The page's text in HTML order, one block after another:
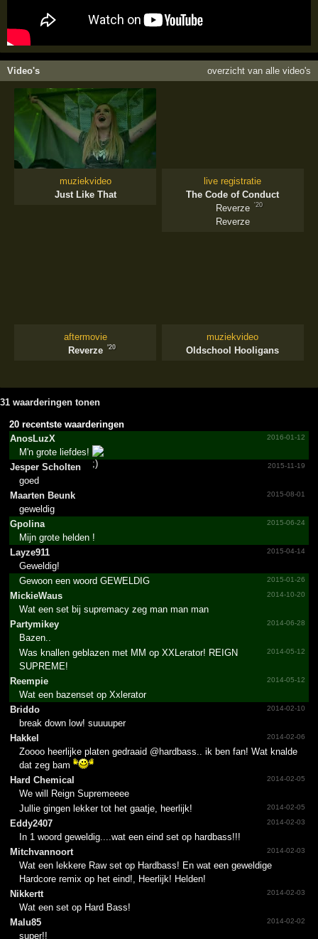
Video's overzicht van alle video's
muziekvideo
Just Like That
live registratie
The Code of Conduct
Reverze
'20
Reverze
aftermovie
Reverze
'20
muziekvideo
Oldschool Hooligans
31 waarderingen tonen
20 recentste waarderingen
AnosLuzX
2016-01-12
M'n grote liefdes!
Jesper Scholten
2015-11-19
goed
Maarten Beunk
2015-08-01
geweldig
Gpolina
2015-06-24
Mijn grote helden !
Layze911
2015-04-14
Geweldig!
2015-01-26
Gewoon een woord GEWELDIG
MickieWaus
2014-10-20
Wat een set bij supremacy zeg man man man
Partymikey
2014-06-28
Bazen..
2014-05-12
Was knallen geblazen met MM op XXLerator! REIGN
SUPREME!
Reempie
2014-05-12
Wat een bazenset op Xxlerator
Briddo
2014-02-10
break down low! suuuuper
Hakkel
2014-02-06
Zoooo heerlijke platen gedraaid @hardbass.. ik ben fan! Wat knalde
dat zeg bam
Hard Chemical
2014-02-05
We will Reign Supremeeee
2014-02-05
Jullie gingen lekker tot het gaatje, heerlijk!
Eddy2407
2014-02-03
In 1 woord geweldig....wat een eind set op hardbass!!!
Mitchv­annoor­t
2014-02-03
Wat een lekkere Raw set op Hardbass! En wat een geweldige
Hardcore remix op het eind!, Heerlijk! Helden!
Nikkertt
2014-02-03
Wat een set op Hard Bass!
Malu85
2014-02-02
super!!